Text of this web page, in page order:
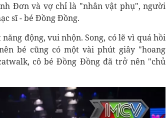
Đơn và vợ chỉ là "nhân vật phụ", người
sĩ - bé Đồng Đồng.
động, vui nhộn. Song, có lẽ vì quá hồi
bé cũng có một vài phút giây "hoang
cô bé Đồng Đồng đã trở nên "chủ